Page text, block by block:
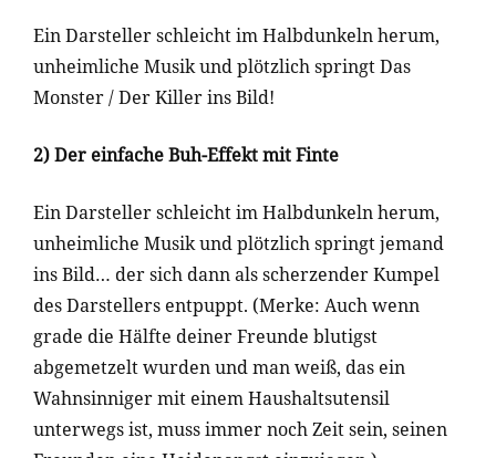
Ein Darsteller schleicht im Halbdunkeln herum,
unheimliche Musik und plötzlich springt Das
Monster / Der Killer ins Bild!
2) Der einfache Buh-Effekt mit Finte
Ein Darsteller schleicht im Halbdunkeln herum,
unheimliche Musik und plötzlich springt jemand
ins Bild… der sich dann als scherzender Kumpel
des Darstellers entpuppt. (Merke: Auch wenn
grade die Hälfte deiner Freunde blutigst
abgemetzelt wurden und man weiß, das ein
Wahnsinniger mit einem Haushaltsutensil
unterwegs ist, muss immer noch Zeit sein, seinen